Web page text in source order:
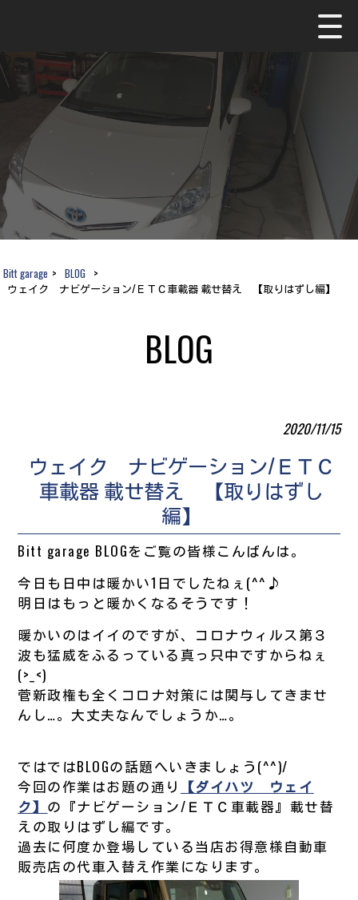
Bitt garage > BLOG >
ウェイク ナビゲーション/ＥＴＣ車載器 載せ替え 【取りはずし編】
BLOG
2020/11/15
ウェイク ナビゲーション/ＥＴＣ
車載器 載せ替え 【取りはずし
編】
Bitt garage BLOGをご覧の皆様こんばんは。
今日も日中は暖かい1日でしたねぇ(^^♪
明日はもっと暖かくなるそうです！
暖かいのはイイのですが、コロナウィルス第３
波も猛威をふるっている真っ只中ですからねぇ
(>_<)
菅新政権も全くコロナ対策には関与してきませ
んし…。大丈夫なんでしょうか…。
ではではBLOGの話題へいきましょう(^^)/
今回の作業はお題の通り 【ダイハツ ウェイ
ク】 の『ナビゲーション/ＥＴＣ車載器』載せ替
えの取りはずし編です。
過去に何度か登場している当店お得意様自動車
販売店の代車入替え作業になります。